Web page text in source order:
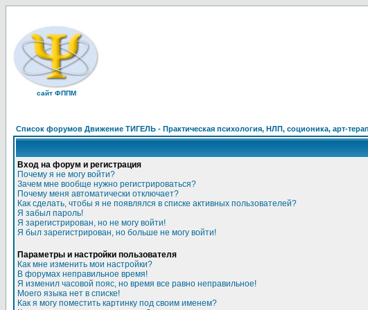
сайт ФППМ
Список форумов Движение ТИГЕЛЬ - Практическая психология, НЛП, соционика, арт-
Вход на форум и регистрация
Почему я не могу войти?
Зачем мне вообще нужно регистрироваться?
Почему меня автоматически отключает?
Как сделать, чтобы я не появлялся в списке активных пользователей?
Я забыл пароль!
Я зарегистрирован, но не могу войти!
Я был зарегистрирован, но больше не могу войти!
Параметры и настройки пользователя
Как мне изменить мои настройки?
В форумах неправильное время!
Я изменил часовой пояс, но время все равно неправильное!
Моего языка нет в списке!
Как я могу поместить картинку под своим именем?